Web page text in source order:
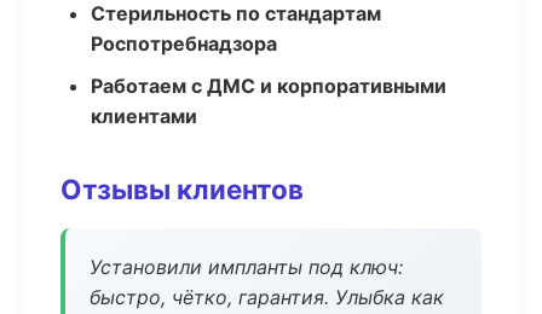
Стерильность по стандартам
Роспотребнадзора
Работаем с ДМС и корпоративными
клиентами
Отзывы клиентов
Установили импланты под ключ:
быстро, чётко, гарантия. Улыбка как